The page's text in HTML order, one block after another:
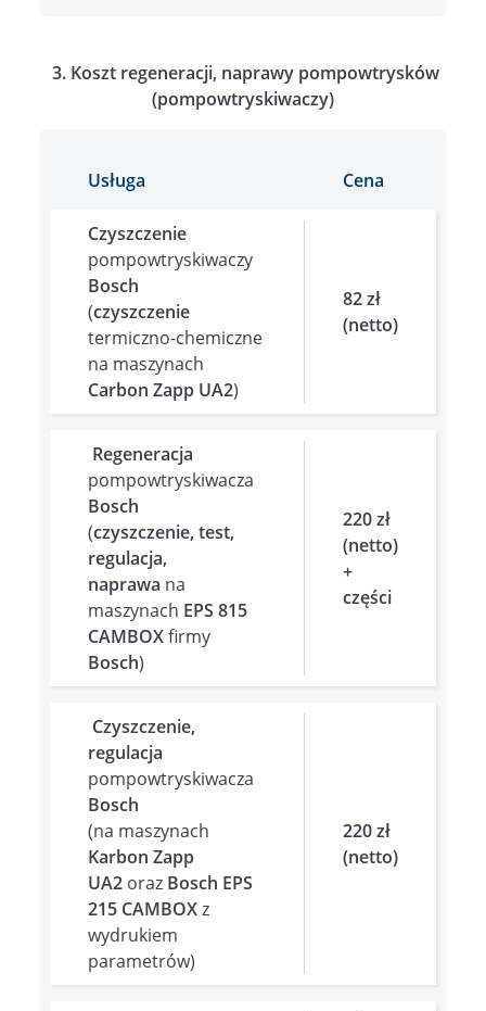
3. Koszt regeneracji, naprawy pompowtrysków
(pompowtryskiwaczy)
Usługa Cena
Czyszczenie
pompowtryskiwaczy
Bosch
(czyszczenie
termiczno-chemiczne
na maszynach
Carbon Zapp UA2)
82 zł
(netto)
Regeneracja
pompowtryskiwacza
Bosch
(czyszczenie, test,
regulacja,
naprawa na
maszynach EPS 815
CAMBOXfirmy
Bosch)
220 zł
(netto)
+
części
Czyszczenie,
regulacja
pompowtryskiwacza
Bosch
(na maszynach
Karbon Zapp
UA2 oraz Bosch EPS
215 CAMBOXz
wydrukiem
parametrów)
220 zł
(netto)